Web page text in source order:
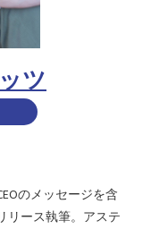
ツ
のメッセージを含
リース執筆。アステ